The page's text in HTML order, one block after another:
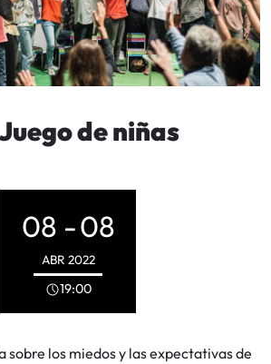
de niñas
08 -08
ABR 2022
19:00
sobre los miedos y las expectativas de